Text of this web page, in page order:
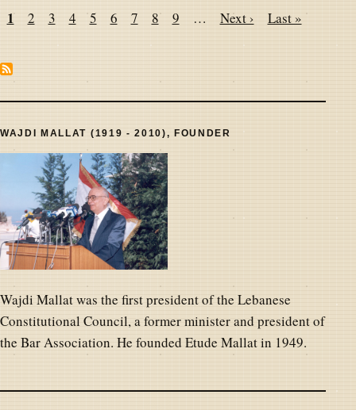
Pagination
Page
1 Page
2 Page
3 Page
4 Page
5 Page
6 Page
7 Page
8 Page
9 …
Next
Next ›
Last
Last »
WAJDI MALLAT (1919 - 2010), FOUNDER
Wajdi Mallat was the first president of the Lebanese
Constitutional Council, a former minister and president of
the Bar Association. He founded Etude Mallat in 1949.